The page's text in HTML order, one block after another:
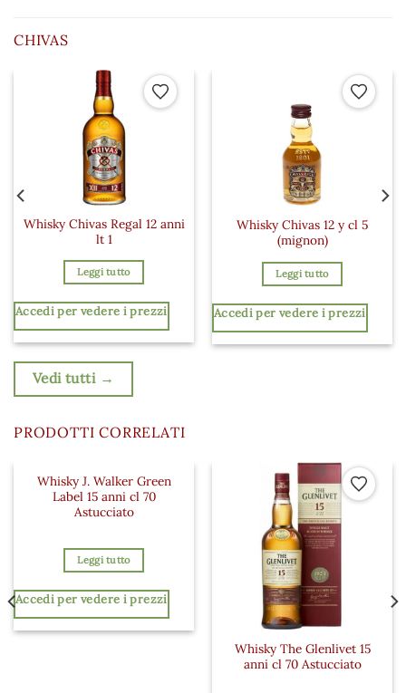
CHIVAS
Aggiungi ai preferiti
Whisky Chivas Regal 12 anni
lt 1
Leggi tutto
Accedi per vedere i prezzi
Whisky Chivas 12 y cl 5
(mignon)
Leggi tutto
Accedi per vedere i prezzi
Vedi tutti →
PRODOTTI CORRELATI
Aggiungi ai preferiti
Whisky J. Walker Green
Label 15 anni cl 70
Astucciato
Leggi tutto
Accedi per vedere i prezzi
Whisky The Glenlivet 15
anni cl 70 Astucciato
ai preferiti